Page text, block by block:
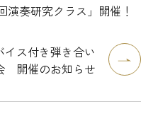
演奏研究クラス」開催！
イス付き弾き合い
開催のお知らせ